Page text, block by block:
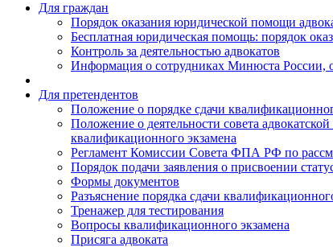
Для граждан
Порядок оказания юридической помощи
Бесплатная юридическая помощь: порядок
Контроль за деятельностью адвокатов
Информация о сотрудниках Минюста России,
Для претендентов
Положение о порядке сдачи
Положение о деятельности совета
квалификационного экзамена
Регламент Комиссии Совета ФПА РФ по
Порядок подачи заявления о присвоении
Формы документов
Разъяснение порядка сдачи
Тренажер для тестирования
Вопросы квалификационного экзамена
Присяга адвоката